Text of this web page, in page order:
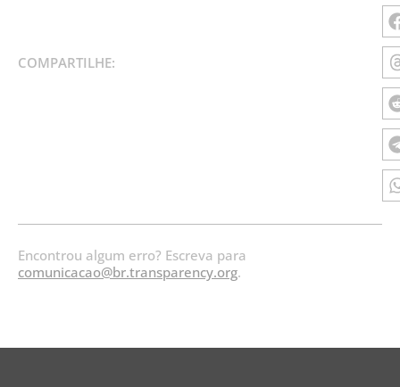
COMPARTILHE:
Encontrou algum erro? Escreva para
comunicacao@br.transparency.org.